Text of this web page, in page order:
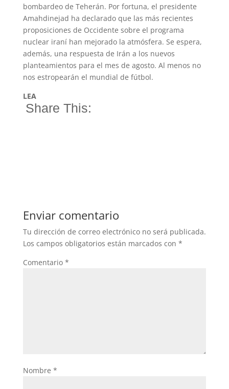
bombardeo de Teherán. Por fortuna, el presidente
Amahdinejad ha declarado que las más recientes
proposiciones de Occidente sobre el programa
nuclear iraní han mejorado la atmósfera. Se espera,
además, una respuesta de Irán a los nuevos
planteamientos para el mes de agosto. Al menos no
nos estropearán el mundial de fútbol.
LEA
Share This:
Enviar comentario
Tu dirección de correo electrónico no será publicada.
Los campos obligatorios están marcados con *
Comentario *
Nombre *